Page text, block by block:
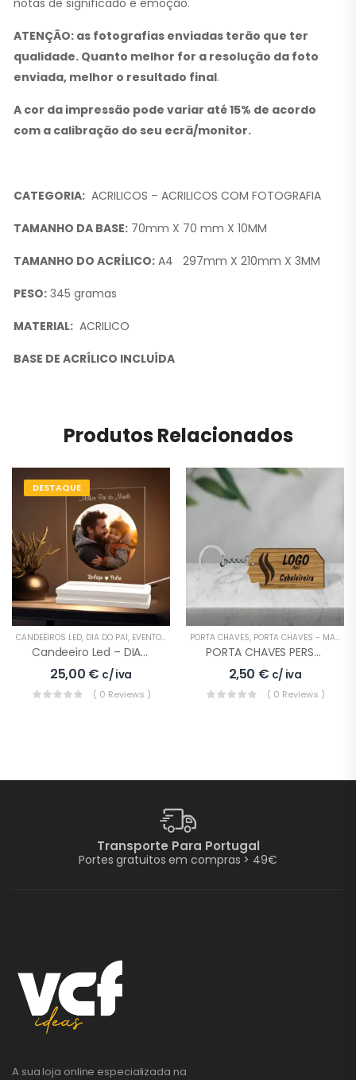
notas de significado e emoção.
ATENÇÃO: as fotografias enviadas terão que ter
qualidade. Quanto melhor for a resolução da foto
enviada, melhor o resultado final.
A cor da impressão pode variar até 15% de acordo
com a calibração do seu ecrã/monitor.
CATEGORIA: ACRILICOS – ACRILICOS COM FOTOGRAFIA
TAMANHO DA BASE: 70mm X 70 mm X 10MM
TAMANHO DO ACRÍLICO: A4 297mm X 210mm X 3MM
PESO: 345 gramas
MATERIAL: ACRILICO
BASE DE ACRÍLICO INCLUÍDA
Produtos Relacionados
DESTAQUE
CANDEEIROS LED, DIA DO PAI, EVENTOS ESPECIAIS
Candeeiro Led – DIA DO PAI
25,00 € c/ iva
( 0 Reviews )
PORTA CHAVES, PORTA CHAVES - MADEIRA
PORTA CHAVES PERSONALIZADO EMPRESA Cabeleireiro
2,50 € c/ iva
( 0 Reviews )
Transporte Para Portugal
Portes gratuitos em compras > 49€
A sua loja online especializada na